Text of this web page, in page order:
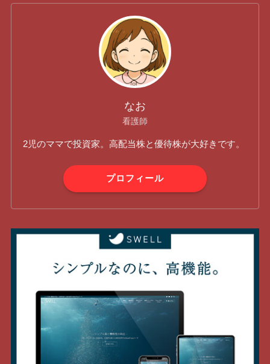
なお
看護師
2児のママで投資家。高配当株と優待株が大好きです。
プロフィール